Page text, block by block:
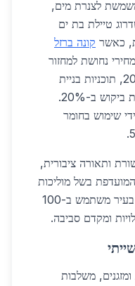
לצנרת מים,
טיילת בת ים
כאשר קונה ברזל
נחושת למחזור
מחיר בבת ים אטרקטיביים. ב-2026, תוכניות בניית
2,000 יחידות דיור חדשות מגדילות ביקוש ב-20%.
על ידי שימוש בחומר
ותאורה ציבורית,
בשל מוליכות
גבוהה. פרויקט חידוש רשת חשמל בעיר משתמש ב-100
ומקדם סביבה.
משלבות